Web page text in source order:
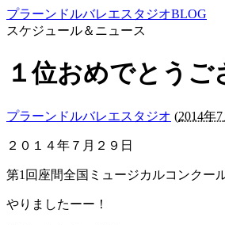
プラーンドルバレエスタジオBLOG
スケジュール＆ニュース
１位おめでとうご
プラーンドルバレエスタジオ (2014年
２０１４年７月２９日
第1回座間全国ミュージカルコンク
やりましたーー！